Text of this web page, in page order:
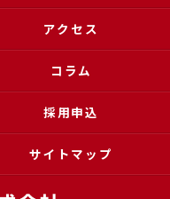
アクセス
コラム
採用申込
サイトマップ